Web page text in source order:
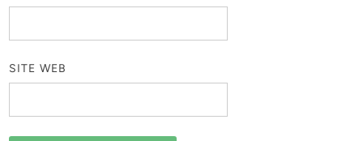
SITE WEB